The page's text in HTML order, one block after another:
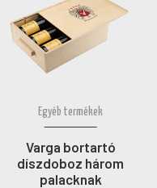
Egyéb termékek
Varga bortartó
díszdoboz három
palacknak